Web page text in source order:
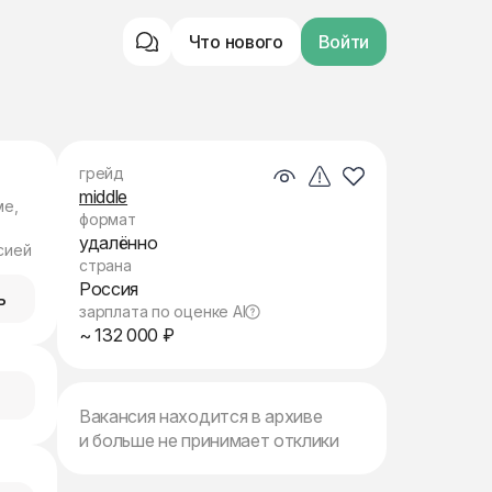
Что нового Войти
грейд
middle
формат
удалённо
страна
Россия
зарплата по оценке AI
~ 132 000 ₽
Вакансия находится в архиве
и больше не принимает отклики